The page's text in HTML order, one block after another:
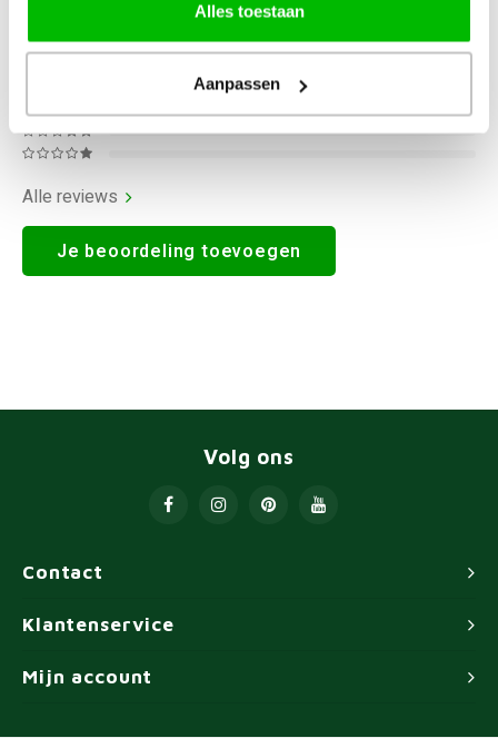
Alles toestaan
Aanpassen
Alle reviews
Je beoordeling toevoegen
Contact
Volg ons
Klantenservice
Mijn account